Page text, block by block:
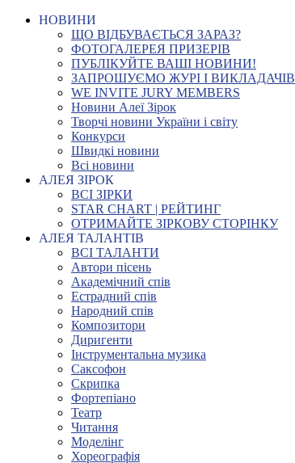
НОВИНИ
ЩО ВІДБУВАЄТЬСЯ ЗАРАЗ?
ФОТОГАЛЕРЕЯ ПРИЗЕРІВ
ПУБЛІКУЙТЕ ВАШІ НОВИНИ!
ЗАПРОШУЄМО ЖУРІ І ВИКЛАДАЧІВ
WE INVITE JURY MEMBERS
Новини Алеї Зірок
Творчі новини України і світу
Конкурси
Швидкі новини
Всі новини
АЛЕЯ ЗІРОК
ВСІ ЗІРКИ
STAR CHART | РЕЙТИНГ
ОТРИМАЙТЕ ЗІРКОВУ СТОРІНКУ
АЛЕЯ ТАЛАНТІВ
ВСІ ТАЛАНТИ
Автори пісень
Академічний спів
Естрадний спів
Народний спів
Композитори
Диригенти
Інструментальна музика
Саксофон
Скрипка
Фортепіано
Театр
Читання
Моделінг
Хореографія